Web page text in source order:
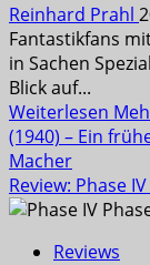
Reinhard Prahl
Fantastikfans
in Sachen
Blick auf...
Weiterlesen
(1940) – Ein
Macher
Review: Phase
Reviews